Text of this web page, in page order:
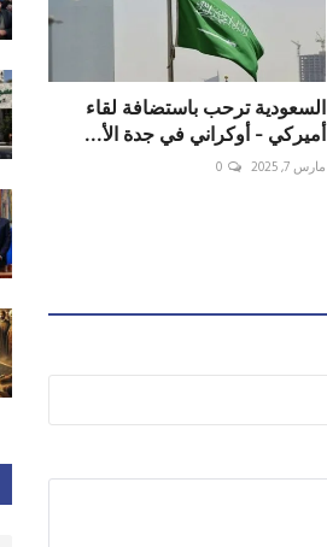
السعودية ترحب باستضافة لقاء
أميركي - أوكراني في جدة الأ...
مارس 7, 2025 0